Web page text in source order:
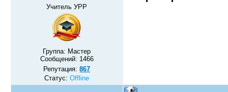
Учитель УРР
Группа: Мастер
Сообщений: 1466
Репутация:867
Статус:Offline